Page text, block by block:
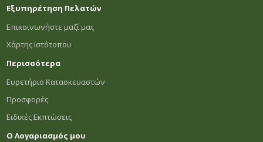
Εξυπηρέτηση Πελατών
Επικοινωνήστε μαζί μας
Χάρτης Ιστότοπου
Περισσότερα
Ευρετήριο Κατασκευαστών
Προσφορές
Ειδικές Εκπτώσεις
Ο Λογαριασμός μου